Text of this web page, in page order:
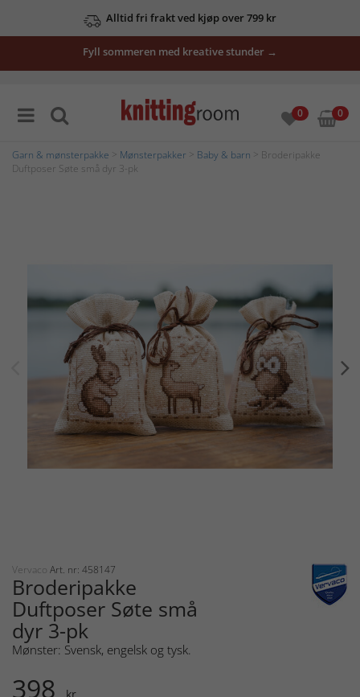
Alltid fri frakt ved kjøp over 799 kr
Fyll sommeren med kreative stunder →
0 0
Garn & mønsterpakke Mønsterpakker Baby & barn > Broderipakke
Duftposer Søte små dyr 3-pk
Vervaco Art. nr: 458147
Broderipakke
Duftposer Søte små
dyr 3-pk
Mønster: Svensk, engelsk og tysk.
398